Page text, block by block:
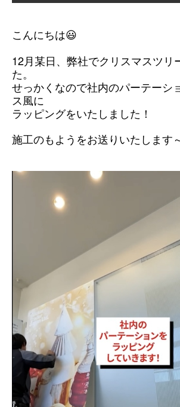
こんにちは😃
12月某日、弊社でクリスマスツリ
た。
せっかくなので社内のパーテーシ
ス風に
ラッピングをいたしました！
施工のもようをお送りいたします